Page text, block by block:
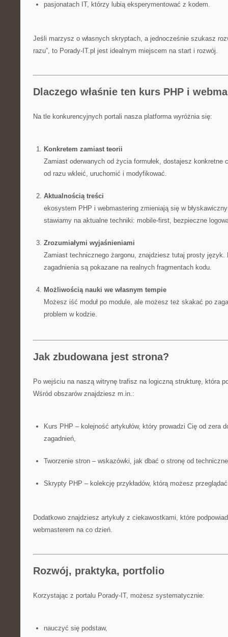
pasjonatach IT, którzy lubią eksperymentować z kodem.
Jeśli marzysz o własnych skryptach, a jednocześnie szukasz
razu”, to Porady-IT.pl jest idealnym miejscem na start i rozwój.
Dlaczego właśnie ten kurs PHP i
Na tle konkurencyjnych portali nasza platforma wyróżnia się:
Konkretem zamiast teorii
Zamiast oderwanych od życia formułek, dostajesz konkretne
od razu wkleić, uruchomić i modyfikować.
Aktualnością treści
ekosystem PHP i webmastering zmieniają się w
stawiamy na aktualne techniki: mobile-first, bezpieczne
Zrozumiałymi wyjaśnieniami
Zamiast technicznego żargonu, znajdziesz tutaj prosty język.
zagadnienia są pokazane na realnych fragmentach kodu.
Możliwością nauki we własnym tempie
Możesz iść moduł po module, ale możesz też skakać po
problem w kodzie.
Jak zbudowana jest strona?
Po wejściu na naszą witrynę trafisz na logiczną strukturę, która
Wśród obszarów znajdziesz m.in.:
Kurs PHP – kolejność artykułów, który prowadzi Cię od zera
zagadnień,
Tworzenie stron – wskazówki, jak dbać o stronę od
Skrypty PHP – kolekcję przykładów, którą możesz
Dodatkowo znajdziesz artykuły z ciekawostkami, które
webmasterem na co dzień.
Rozwój, praktyka, portfolio
Korzystając z portalu Porady-IT, możesz systematycznie:
nauczyć się podstaw,